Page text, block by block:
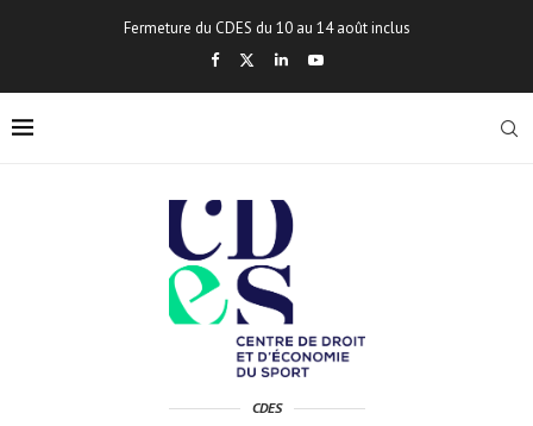
Fermeture du CDES du 10 au 14 août inclus
CDES